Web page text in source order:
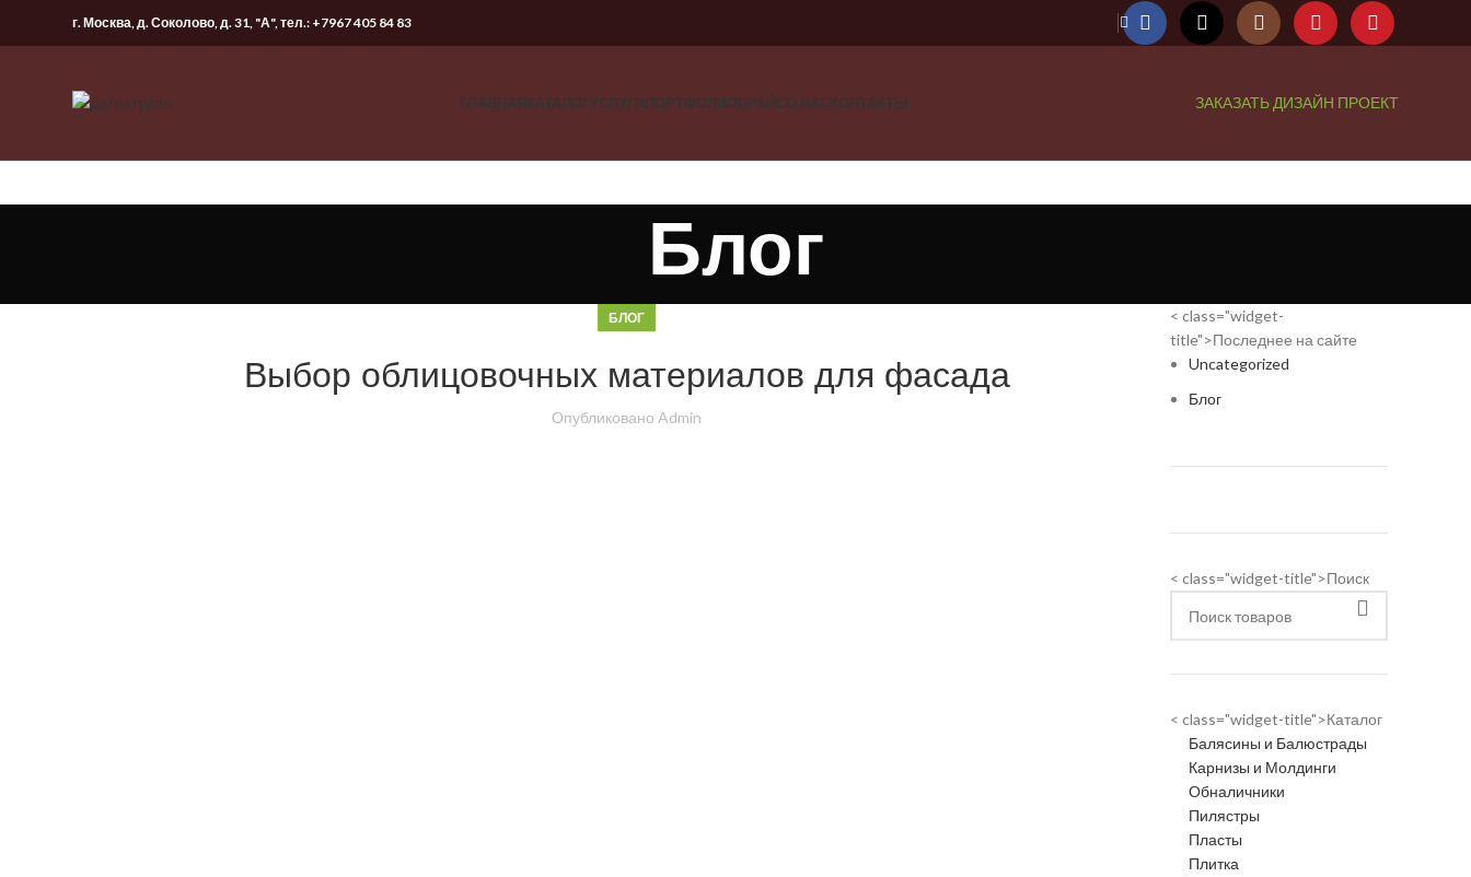
г. Москва, д. Соколово, д. 31, "А", тел.: +7967 405 84 83
ГЛАВНАЯКАТАЛОГУСЛУГИПОРТФОЛИОПРАЙСО НАСКОНТАКТЫ ЗАКАЗАТЬ ДИЗАЙН ПРОЕКТ
Блог
БЛОГ
Выбор облицовочных материалов для фасада
Опубликовано Admin
< class="widget-
title">Последнее на сайте
Uncategorized
Блог
< class="widget-title">Поиск
< class="widget-title">Каталог
Балясины и Балюстрады
Карнизы и Молдинги
Обналичники
Пилястры
Пласты
Плитка